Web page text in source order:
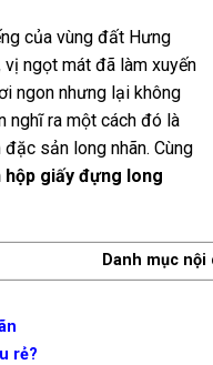
của vùng đất Hưng
vị ngọt mát đã làm xuyến
ngon nhưng lại không
nghĩ ra một cách đó là
sản long nhãn. Cùng
hộp giấy đựng long
Danh mục nội
rẻ?